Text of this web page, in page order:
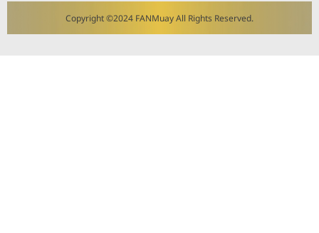
Copyright ©2024 FANMuay All Rights Reserved.